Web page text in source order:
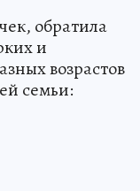
обратила
и
возрастов
семьи: